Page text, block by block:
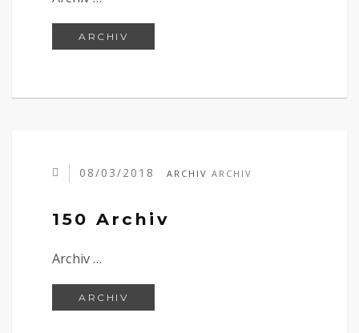
ARCHIV
08/03/2018 ARCHIVARCHIV
150 Archiv
Archiv …
ARCHIV